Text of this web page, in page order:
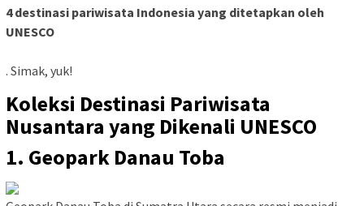
4 destinasi pariwisata Indonesia yang ditetapkan oleh
UNESCO
. Simak, yuk!
Koleksi Destinasi Pariwisata
Nusantara yang Dikenali UNESCO
1. Geopark Danau Toba